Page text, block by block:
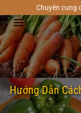
đến
nội
dung
Chuyên cung
Hướng Dẫn